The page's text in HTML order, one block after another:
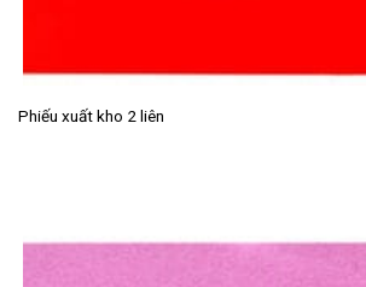
Phiếu xuất kho 2 liên